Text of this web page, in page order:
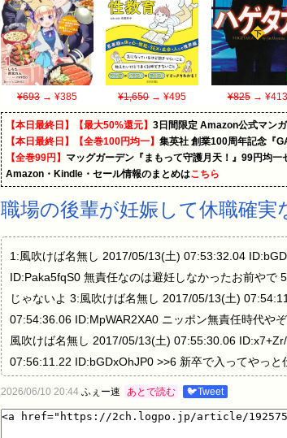
¥693 → ¥385 ¥1,650→ ¥495 ¥825→ ¥413
【本日最終日】【最大50%還元】 3日間限定 Amazon公式マン
【本日最終日】【全巻100円均一】 集英社 創業100周年記念『
【全巻99円】 マッグガーデン『まもって守護月天！』99円均一
Amazon・Kindle・セール情報のまとめはこちら
職場の後輩が妊娠して休職確
1:風吹けば名無し 2017/05/13(土) 07:53:32.04
ID:Paka5fqS0 無責任なのは避妊しなかったお前や
じゃないよ 3:風吹けば名無し 2017/05/13(土)
07:54:36.06 ID:MpWAR2XA0 ニッポン無責任時代や
風吹けば名無し 2017/05/13(土) 07:55:30.06
07:56:11.22 ID:bGDxOhJP0 >>6 新卒で入ってやっ
ょ・・ 71:風吹けば名無し 2017/05/13(土)
ID:Z8Uvcjn20 >>218 代わりを探しとけよ 224:風吹
2026/06/10 20:44 ふぇー速 あとで読む 🐦Tweet